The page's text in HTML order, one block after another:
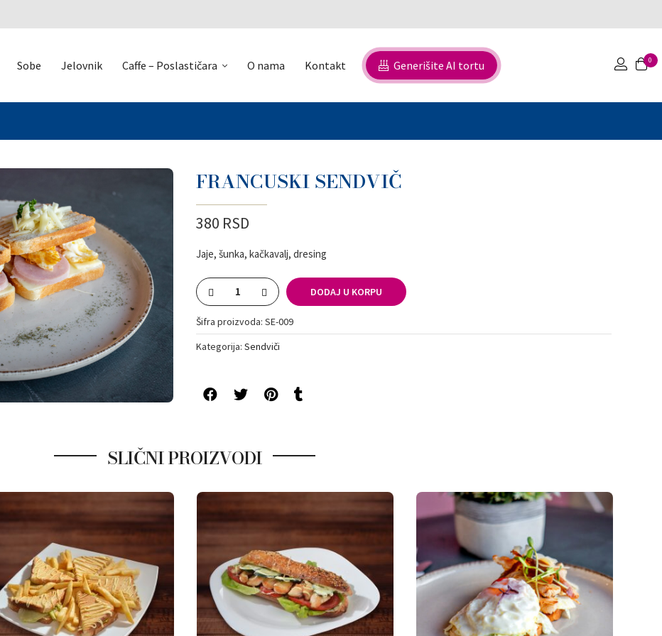
Sobe Jelovnik Caffe – Poslastičara O nama Kontakt Generišite AI tortu 0
FRANCUSKI SENDVIČ
380 RSD
jaje, šunka, kačkavalj, dresing
DODAJ U KORPU
Šifra proizvoda: SE-009
Kategorija: Sendviči
SLIČNI PROIZVODI